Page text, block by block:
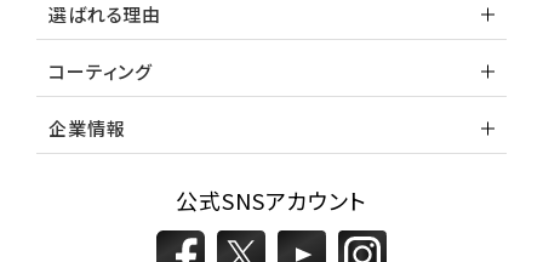
選ばれる理由
コーティング
企業情報
公式SNSアカウント